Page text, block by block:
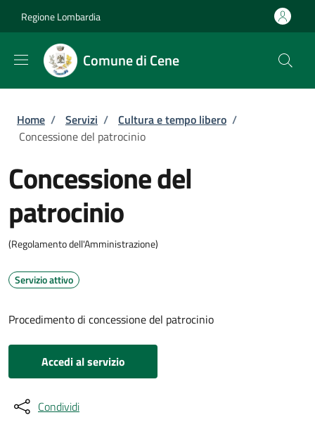
Regione Lombardia
Comune di Cene
Briciole di pane
Home / Servizi / Cultura e tempo libero /
Concessione del patrocinio
Concessione del
patrocinio
(Regolamento dell'Amministrazione)
Servizio attivo
Procedimento di concessione del patrocinio
Accedi al servizio
Condividi